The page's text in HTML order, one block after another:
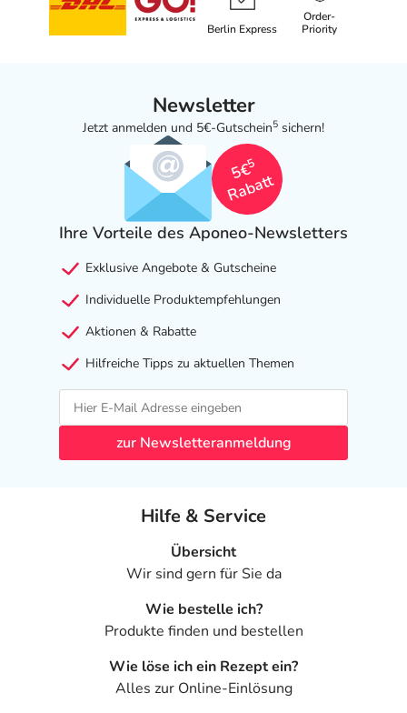
- motorischen Unruhe
- Störung der unbewussten Bewegungsabläufe mit
Zittern, evtl. Fallneigung
- Sedierung
- Schläfrigkeit
- Verschwommenes Sehen
- Verstopfung
- Übelkeit
- vermehrter Speichelfluss
- Erbrechen
- Übermäßige Bewegungsaktivität im Gesichtsbereich
- Lichtempfindlichkeit der Augen
- Beschleunigter Puls (Tachykardie)
Veränderung während der Behandlung, wenden Sie sich
an Ihren Arzt oder Apotheker.
Berlin Express
Order-
Priority
Newsletter
Jetzt anmelden und 5€-Gutschein5 sichern!
5€
5
Rabatt
Ihre Vorteile des Aponeo-Newsletters
Exklusive Angebote & Gutscheine
Individuelle Produktempfehlungen
Aktionen & Rabatte
Hilfreiche Tipps zu aktuellen Themen
zur Newsletteranmeldung
Hilfe & Service
Übersicht
Wir sind gern für Sie da
Wie bestelle ich?
Produkte finden und bestellen
Wie löse ich ein Rezept ein?
Alles zur Online-Einlösung